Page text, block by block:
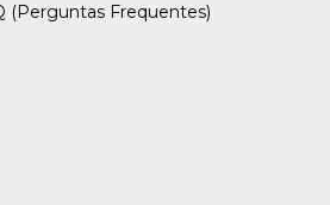
(Perguntas Frequentes)